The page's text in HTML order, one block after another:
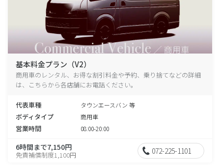
基本料金プラン（V2）
商用車のレンタル、お得な割引料金や予約、乗り捨てなどの詳細
は、こちらから各店舗にお電話ください。
代表車種 タウンエースバン 等
ボディタイプ 商用車
営業時間 08:00-20:00
6時間まで7,150円
免責補償制度1,100円 072-225-1101